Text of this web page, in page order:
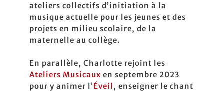
ateliers collectifs d’initiation à la
musique actuelle pour les jeunes et des
projets en milieu scolaire, de la
maternelle au collège.
En parallèle, Charlotte rejoint les
Ateliers Musicaux en septembre 2023
pour y animer l’Éveil, enseigner le chant